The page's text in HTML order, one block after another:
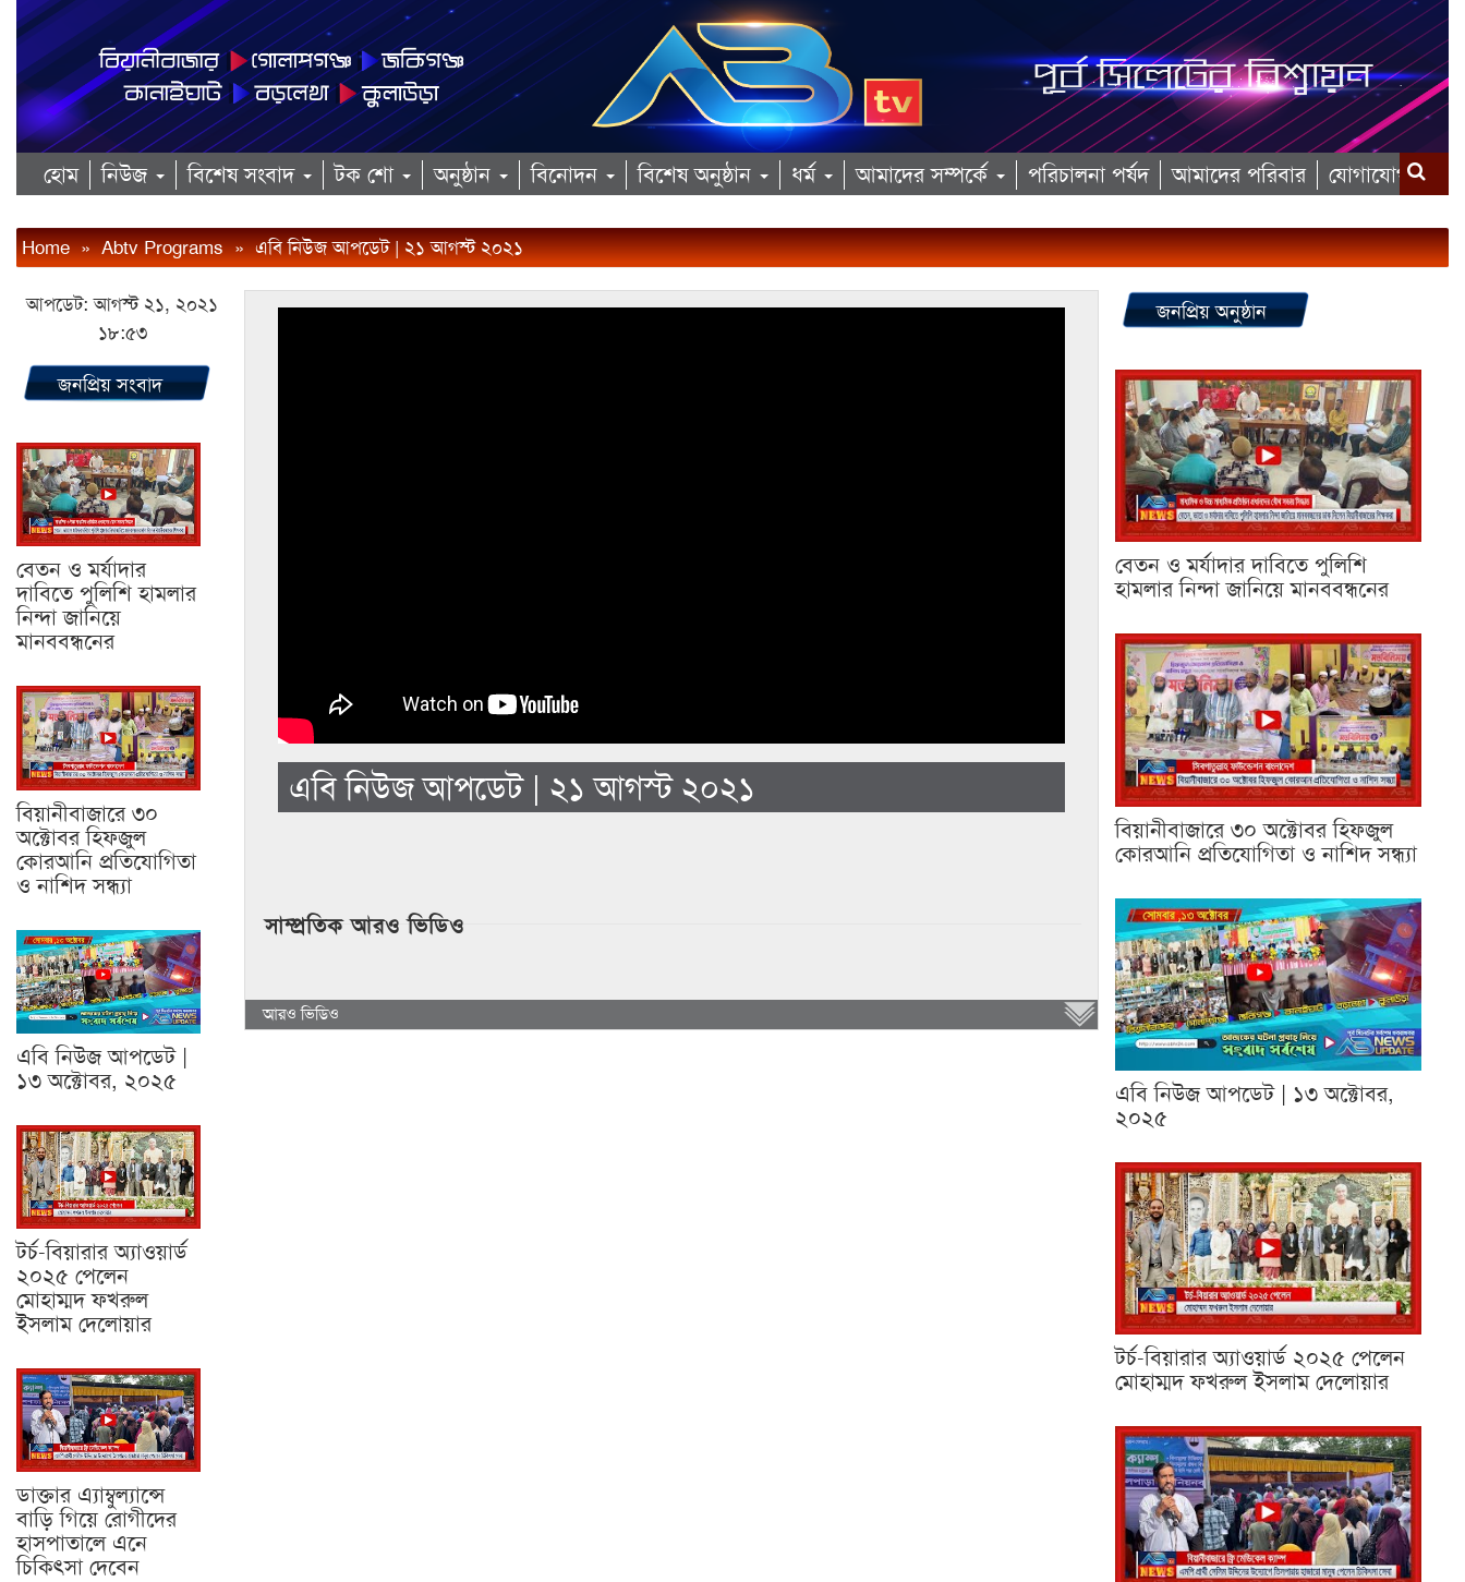
হোম নিউজ বিশেষ সংবাদ টক শো অনুষ্ঠান বিনোদন বিশেষ অনুষ্ঠান ধর্ম আমাদের সম্পর্কে পরিচালনা পর্ষদ আমাদের পরিবার যোগাযোগ
Home » Abtv Programs » এবি নিউজ আপডেট | ২১ আগস্ট ২০২১
আপডেট: আগস্ট ২১, ২০২১
১৮:৫৩
জনপ্রিয় সংবাদ
বেতন ও মর্যাদার
দাবিতে পুলিশি হামলার
নিন্দা জানিয়ে
মানববন্ধনের
বিয়ানীবাজারে ৩০
অক্টোবর হিফজুল
কোরআনি প্রতিযোগিতা
ও নাশিদ সন্ধ্যা
এবি নিউজ আপডেট |
১৩ অক্টোবর, ২০২৫
টর্চ-বিয়ারার অ্যাওয়ার্ড
২০২৫ পেলেন
মোহাম্মদ ফখরুল
ইসলাম দেলোয়ার
ডাক্তার এ্যাম্বুল্যান্সে
বাড়ি গিয়ে রোগীদের
হাসপাতালে এনে
চিকিৎসা দেবেন
এবি নিউজ আপডেট | ২১ আগস্ট ২০২১
সাম্প্রতিক আরও ভিডিও
আরও ভিডিও
জনপ্রিয় অনুষ্ঠান
বেতন ও মর্যাদার দাবিতে পুলিশি
হামলার নিন্দা জানিয়ে মানববন্ধনের
বিয়ানীবাজারে ৩০ অক্টোবর হিফজুল
কোরআনি প্রতিযোগিতা ও নাশিদ সন্ধ্যা
এবি নিউজ আপডেট | ১৩ অক্টোবর,
২০২৫
টর্চ-বিয়ারার অ্যাওয়ার্ড ২০২৫ পেলেন
মোহাম্মদ ফখরুল ইসলাম দেলোয়ার